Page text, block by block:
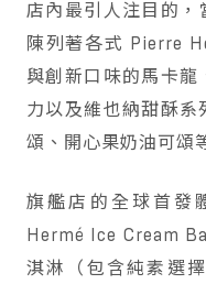
店內最引人注目的，
陳列著各式 Pierre
與創新口味的馬卡龍
力以及維也納甜酥系
頌、開心果奶油可頌
旗艦店的全球首發
Hermé Ice Cream
淇淋（包含純素選